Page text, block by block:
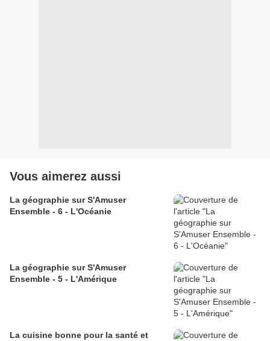
Vous aimerez aussi
La géographie sur S'Amuser
Ensemble - 6 - L'Océanie
La géographie sur S'Amuser
Ensemble - 5 - L'Amérique
La cuisine bonne pour la santé et